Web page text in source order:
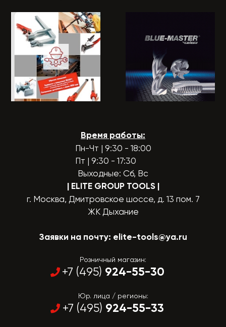
Время работы:
Пн-Чт | 9:30 - 18:00
Пт | 9:30 - 17:30
Выходные: Сб, Вс
| ELITE GROUP TOOLS |
г. Москва, Дмитровское шоссе, д. 13 пом. 7
ЖК Дыхание
Заявки на почту: elite-tools@ya.ru
Розничный магазин:
+7 (495) 924-55-30
Юр. лица / регионы:
+7 (495) 924-55-33